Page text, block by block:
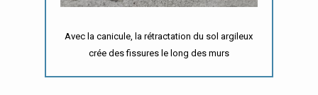
Avec la canicule, la rétractation du sol argileux
crée des fissures le long des murs